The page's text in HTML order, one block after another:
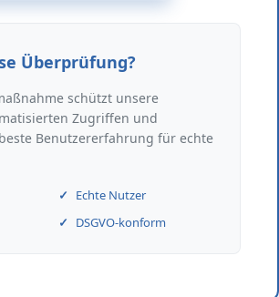
Überprüfung?
schützt unsere
Zugriffen und
Benutzererfahrung für echte
Echte Nutzer
DSGVO-konform